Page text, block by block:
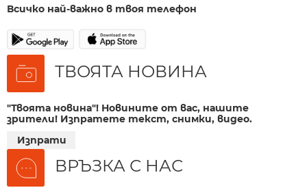
Всичко най-важно в твоя телефон
ТВОЯТА НОВИНА
"Твоята новина"! Новините от вас, нашите
зрители! Изпратете текст, снимки, видео.
Изпрати
ВРЪЗКА С НАС